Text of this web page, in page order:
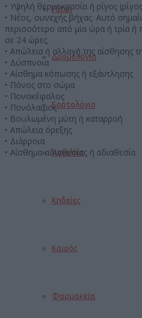
Γάμοι
Δρομολόγια
Εορτολόγιο
Αγγελίες
Κηδείες
Καιρός
Φαρμακεία
• Υψηλή θερμοκρασία ή ρίγος
• Νέος, συνεχής βήχας. Αυτό
περισσότερο από μία ώρα ή τρία ή
σε 24 ώρες.
• Απώλεια ή αλλαγή της αίσθησης
• Δύσπνοια
• Αίσθημα κόπωσης ή εξάντλησης
• Πόνος στο σώμα
• Πονοκέφαλος
• Πονόλαιμος
• Βουλωμένη μύτη ή καταρροή
• Απώλεια όρεξης
• Διάρροια
• Αίσθημα αδιαθεσίας ή αδιαθεσία